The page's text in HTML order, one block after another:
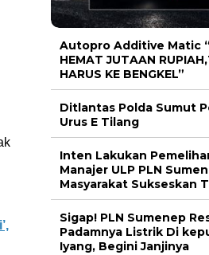
Autopro Additive Matic
HEMAT JUTAAN
HARUS KE BENGKEL”
Ditlantas Polda Sumut
Urus E Tilang
Inten Lakukan
Manajer ULP PLN
Masyarakat Sukseskan
Sigap! PLN Sumenep
Padamnya Listrik Di
Iyang, Begini Janjinya